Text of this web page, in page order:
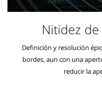
Nitidez
Definición y resolución
bordes, aun con una
reducir la